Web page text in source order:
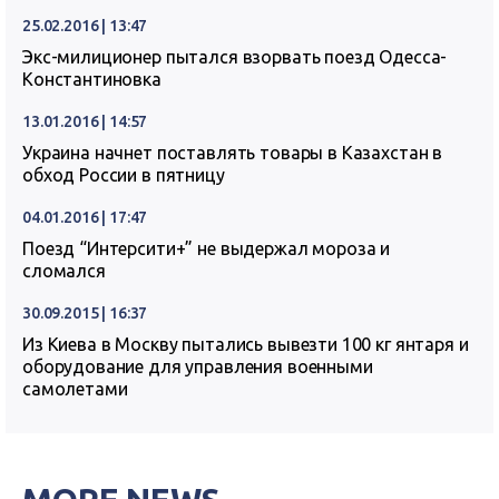
25.02.2016 | 13:47
Экс-милиционер пытался взорвать поезд Одесса-
Константиновка
13.01.2016 | 14:57
Украина начнет поставлять товары в Казахстан в
обход России в пятницу
04.01.2016 | 17:47
Поезд “Интерсити+” не выдержал мороза и
сломался
30.09.2015 | 16:37
Из Киева в Москву пытались вывезти 100 кг янтаря и
оборудование для управления военными
самолетами